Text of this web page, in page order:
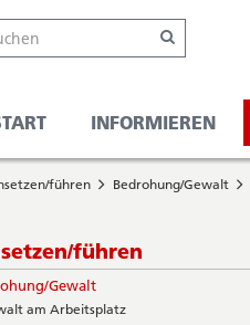
INFORMIEREN
führen Bedrohung/Gewalt
führen
Gewalt
am Arbeitsplatz